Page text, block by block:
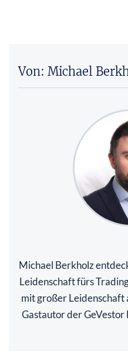
Von: Michael
Michael Berkholz
Leidenschaft fürs
mit großer Leidenschaft
Gastautor der GeVestor